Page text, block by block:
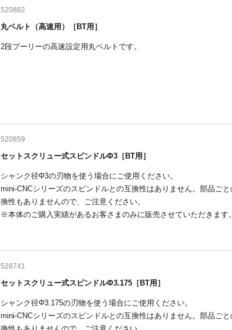
520882
丸ベルト（高速用）［BT用］
2段プーリーの高速設定用丸ベルトです。
520859
セットスクリュー式スピンドルΦ3［BT用］
シャンク径Φ3の刃物を使う場合にご使用ください。
mini-CNCシリーズのスピンドルとの互換性はありません。部品ごと
換性もありませんので、ご注意ください。
※本体のご購入実績があるお客さまのみに販売させていただきます。
528741
セットスクリュー式スピンドルΦ3.175［BT用］
シャンク径Φ3.175の刃物を使う場合にご使用ください。
mini-CNCシリーズのスピンドルとの互換性はありません。部品ごと